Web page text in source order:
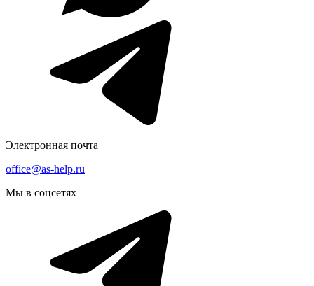
Электронная почта
office@as-help.ru
Мы в соцсетях